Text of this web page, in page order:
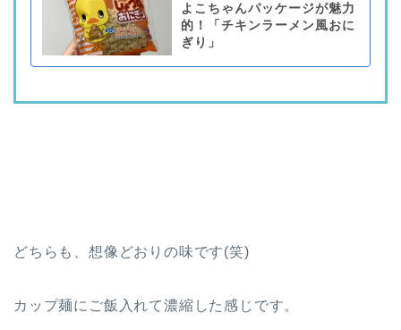
よこちゃんパッケージが魅力
的！「チキンラーメン風おに
ぎり」
どちらも、想像どおりの味です(笑)
カップ麺にご飯入れて濃縮した感じです。